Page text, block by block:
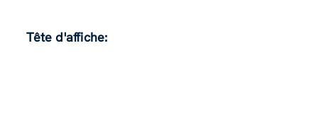
Tête d'affiche: